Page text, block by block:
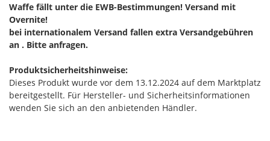
Waffe fällt unter die EWB-Bestimmungen! Versand mit
Overnite!
bei internationalem Versand fallen extra Versandgebühren
an . Bitte anfragen.
Produktsicherheitshinweise:
Dieses Produkt wurde vor dem 13.12.2024 auf dem Marktplatz
bereitgestellt. Für Hersteller- und Sicherheitsinformationen
wenden Sie sich an den anbietenden Händler.